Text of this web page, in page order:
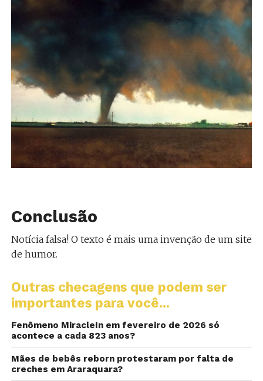
Conclusão
Notícia falsa! O texto é mais uma invenção de um site
de humor.
Outras checagens que podem ser
importantes para você...
Fenômeno MiracleIn em fevereiro de 2026 só
acontece a cada 823 anos?
Mães de bebês reborn protestaram por falta de
creches em Araraquara?